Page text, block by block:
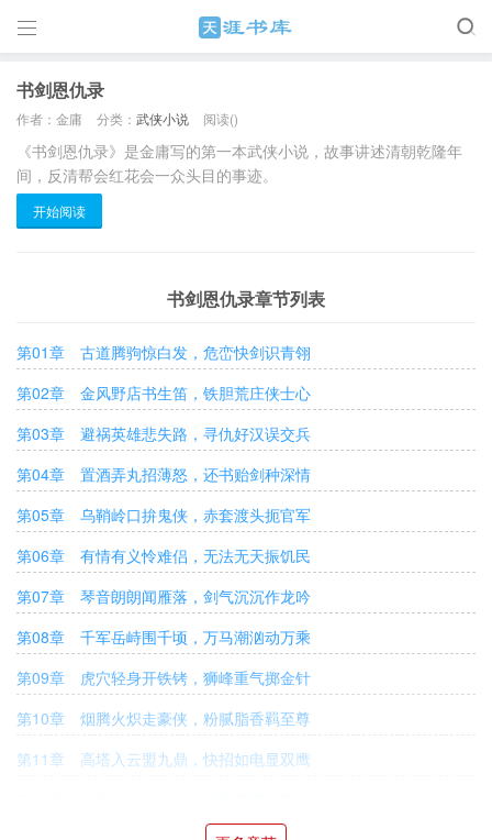

书剑恩仇录
作者：金庸 分类： 武侠小说 阅读()
《书剑恩仇录》是金庸写的第一本武侠小说，故事讲述清朝乾隆年
间，反清帮会红花会一众头目的事迹。
开始阅读
书剑恩仇录章节列表
第01章 古道腾驹惊白发，危峦快剑识青翎
第02章 金风野店书生笛，铁胆荒庄侠士心
第03章 避祸英雄悲失路，寻仇好汉误交兵
第04章 置酒弄丸招薄怒，还书贻剑种深情
第05章 乌鞘岭口拚鬼侠，赤套渡头扼官军
第06章 有情有义怜难侣，无法无天振饥民
第07章 琴音朗朗闻雁落，剑气沉沉作龙吟
第08章 千军岳峙围千顷，万马潮汹动万乘
第09章 虎穴轻身开铁铐，狮峰重气掷金针
第10章 烟腾火炽走豪侠，粉腻脂香羁至尊
第11章 高塔入云盟九鼎，快招如电显双鹰